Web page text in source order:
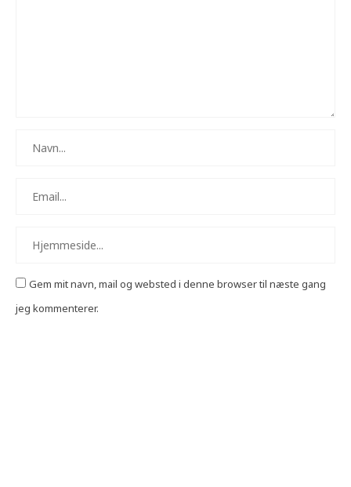
Gem mit navn, mail og websted i denne browser til næste gang
jeg kommenterer.